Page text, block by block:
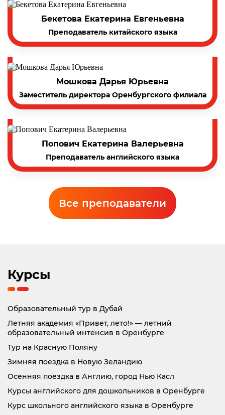
Бекетова Екатерина Евгеньевна
Преподаватель китайского языка
Мошкова Дарья Юрьевна
Заместитель директора Оренбургского филиала
Попович Екатерина Валерьевна
Преподаватель английского языка
Все преподаватели
Курсы
Образовательный тур в Дубай
Летняя академия «Привет, лето!» — летний
образовательный интенсив в Оренбурге
Тур на Красную Поляну
Зимняя поездка в Новую Зеландию
Осенняя поездка в Англию, город Нью Касл
Курсы английского для дошкольников в Оренбурге
Курс школьного английского языка в Оренбурге